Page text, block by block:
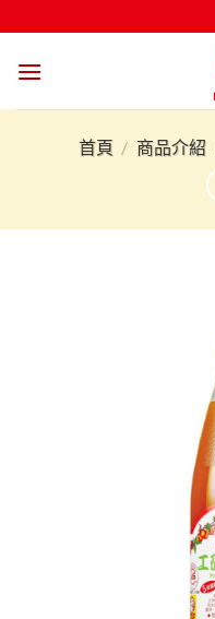
to
content
首頁 / 商品介紹